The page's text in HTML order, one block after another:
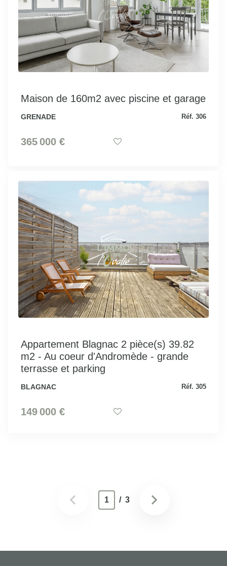
Maison de 160m2 avec piscine et garage
GRENADE Réf. 306
365 000 €
Appartement Blagnac 2 pièce(s) 39.82
m2 - Au coeur d'Andromède - grande
terrasse et parking
BLAGNAC Réf. 305
149 000 €
1 / 3